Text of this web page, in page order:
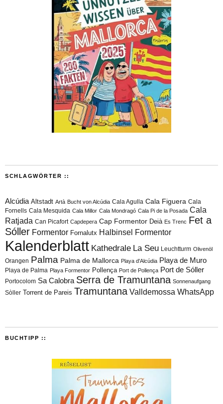
SCHLAGWÖRTER ::
Alcúdia Altstadt Artà Bucht von Alcúdia Cala Agulla Cala Figuera Cala
Fornells Cala Mesquida Cala Millor Cala Mondragó Cala Pi de la Posada Cala
Ratjada Can Picafort Capdepera Cap Formentor Deià Es Trenc Fet a
Sóller Formentor Fornalutx Halbinsel Formentor
Kalenderblatt Kathedrale La Seu Leuchtturm Olivenöl
Orangen Palma Palma de Mallorca Playa d'Alcúdia Playa de Muro
Playa de Palma Playa Formentor Pollença Port de Pollença Port de Sóller
Portocolom Sa Calobra Serra de Tramuntana Sonnenaufgang
Sòller Torrent de Pareis Tramuntana Valldemossa WhatsApp
BUCHTIPP ::